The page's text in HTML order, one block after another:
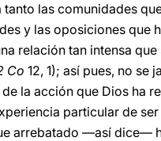
las comunidades
y las oposiciones que
relación tan intensa que
Co 12, 1); así pues, no se
la acción que Dios ha
particular de
arrebatado —así dice—